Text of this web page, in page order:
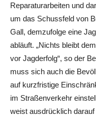
Reparaturarbeiten und
um das Schussfeld von
Gall, demzufolge eine
abläuft. „Nichts bleibt
vor Jagderfolg“, so der
muss sich auch die
auf kurzfristige
im Straßenverkehr
weist ausdrücklich